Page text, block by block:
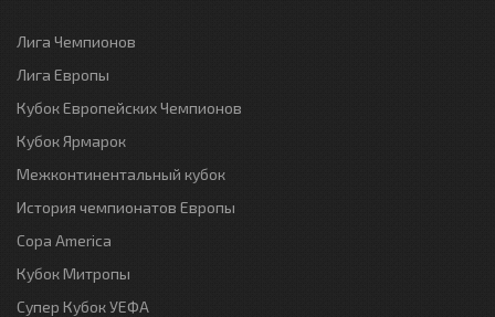
Лига Чемпионов
Лига Европы
Кубок Европейских Чемпионов
Кубок Ярмарок
Межконтинентальный кубок
История чемпионатов Европы
Copa America
Кубок Митропы
Супер Кубок УЕФА